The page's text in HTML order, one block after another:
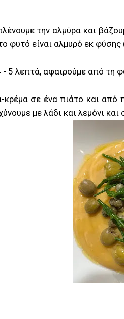
την αλμύρα και
φυτό είναι αλμυρό εκ
5 λεπτά, αφαιρούμε από τη
σε ένα πιάτο και από
με λάδι και λεμόνι